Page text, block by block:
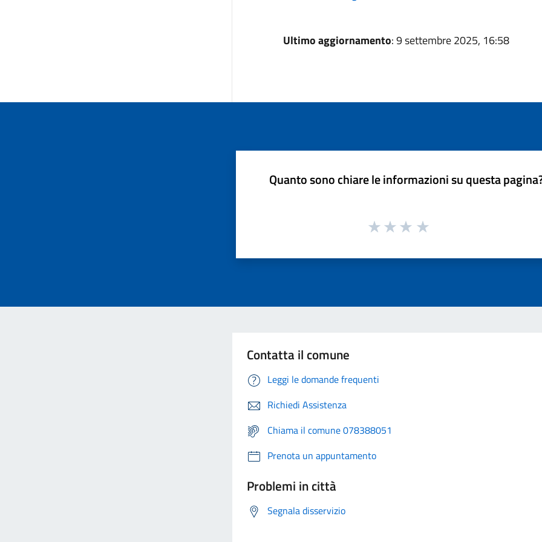
Ultimo aggiornamento: 9 settembre 2025, 16:58
Quanto sono chiare le informazioni su questa
Contatta il comune
Leggi le domande frequenti
Richiedi Assistenza
Chiama il comune 078388051
Prenota un appuntamento
Problemi in città
Segnala disservizio